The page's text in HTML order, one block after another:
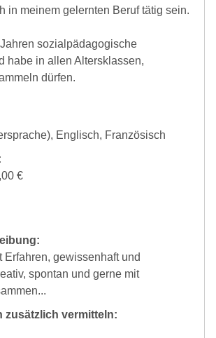
in meinem gelernten Beruf tätig sein.
sozialpädagogische
habe in allen Altersklassen,
dürfen.
Englisch, Französisch
€
Erfahren, gewissenhaft und
spontan und gerne mit
zusätzlich vermitteln: